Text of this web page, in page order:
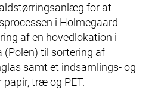
for at
i Holmegaard
af en hovedlokation i
(Polen) til sortering af
samt et indsamlings- og
papir, træ og PET.